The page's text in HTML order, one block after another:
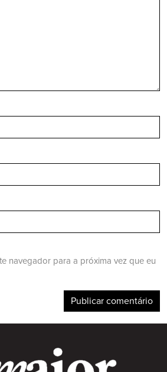
navegador para a próxima vez que eu